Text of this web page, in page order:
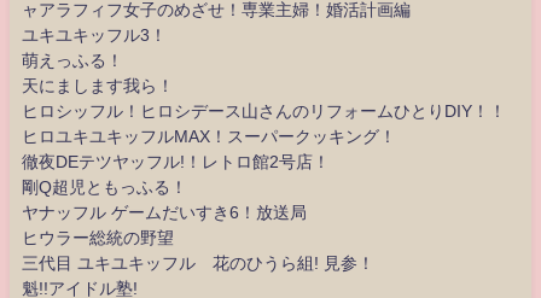
ャアラフィフ女子のめざせ！専業主婦！婚活計画編
ユキユキッフル3！
萌えっふる！
天にまします我ら！
ヒロシッフル！ヒロシデース山さんのリフォームひとりDIY！！
ヒロユキユキッフルMAX！スーパークッキング！
徹夜DEテツヤッフル!！レトロ館2号店！
剛Q超児ともっふる！
ヤナッフル ゲームだいすき6！放送局
ヒウラー総統の野望
三代目 ユキユキッフル 花のひうら組! 見参！
魁!!アイドル塾!